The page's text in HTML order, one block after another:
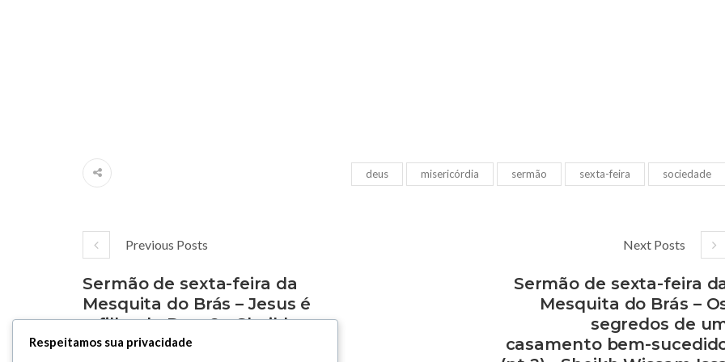
deus misericórdia sermão sexta-feira sociedade
Previous Posts
Sermão de sexta-feira da
Mesquita do Brás – Jesus é
o filho de Deus? – Sheikh
Wissam Issa -27/12/2019
Next Posts
Sermão de sexta-feira
Mesquita do Brás –
segredos de
casamento bem-
Respeitamos sua privacidade